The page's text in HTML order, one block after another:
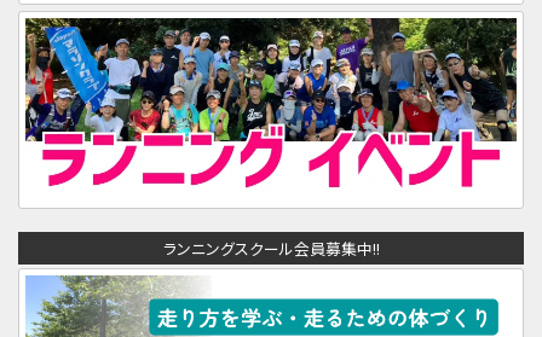
ランニングスクール会員募集中!!